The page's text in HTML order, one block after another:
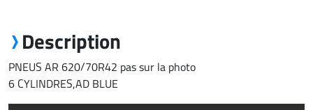
Description
PNEUS AR 620/70R42 pas sur la photo
6 CYLINDRES,AD BLUE